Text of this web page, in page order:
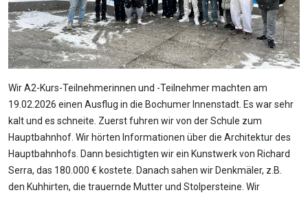
Wir A2-Kurs-Teilnehmerinnen und -Teilnehmer machten am
19.02.2026 einen Ausflug in die Bochumer Innenstadt. Es war sehr
kalt und es schneite. Zuerst fuhren wir von der Schule zum
Hauptbahnhof. Wir hörten Informationen über die Architektur des
Hauptbahnhofs. Dann besichtigten wir ein Kunstwerk von Richard
Serra, das 180.000 € kostete. Danach sahen wir Denkmäler, z.B.
den Kuhhirten, die trauernde Mutter und Stolpersteine. Wir